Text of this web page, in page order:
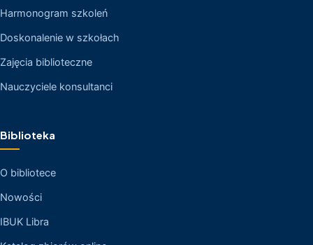
Harmonogram szkoleń
Doskonalenie w szkołach
Zajęcia biblioteczne
Nauczyciele konsultanci
Biblioteka
O bibliotece
Nowości
IBUK Libra